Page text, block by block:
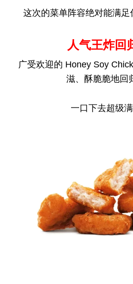
这次的菜单阵容绝对能满
人气王炸回
广受欢迎的 Honey Soy
滋、酥脆脆地回
一口下去超级满